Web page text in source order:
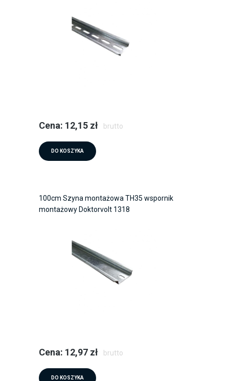
Cena: 12,15 zł brutto
DO KOSZYKA
100cm Szyna montażowa TH35 wspornik
montażowy Doktorvolt 1318
Cena: 12,97 zł brutto
DO KOSZYKA